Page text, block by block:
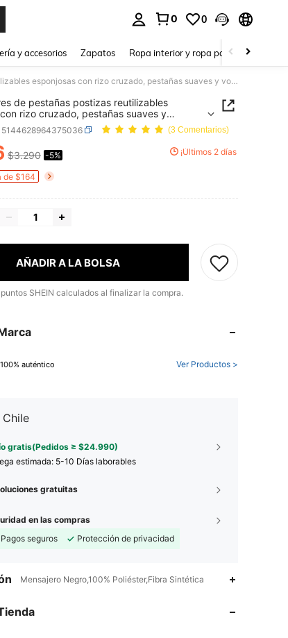
0 0
y accesorios Zapatos Ropa interior y ropa para dormir
Asiteo 7 pares de pestañas postizas reutilizables esponjosas con rizo cruzado, pestañas suaves y voluminosas, adecuadas para festivales de música, regalos, fiestas, bodas, actuaciones y vacaciones
de pestañas postizas reutilizables
rizo cruzado, pestañas suaves y
adecuadas para festivales de música,
bodas, actuaciones y vacaciones
(3 Comentarios)
AND AVAILABILITY
$3.290 -5% ¡Últimos 2 días
de $164
AÑADIR A LA BOLSA
puntos SHEIN calculados al finalizar la compra.
100% auténtico Ver Productos >
Chile
gratis(Pedidos ≥ $24.990)
estimada: 5-10 Días laborables
gratuitas
en las compras
Pagos seguros
Protección de privacidad
Mensajero Negro,100% Poliéster,Fibra Sintética